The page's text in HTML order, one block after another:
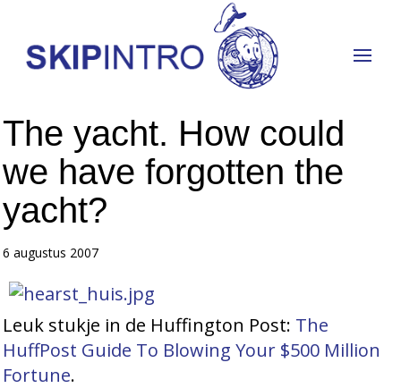
The yacht. How could
we have forgotten the
yacht?
6 augustus 2007
Leuk stukje in de Huffington Post: The
HuffPost Guide To Blowing Your $500 Million
Fortune.